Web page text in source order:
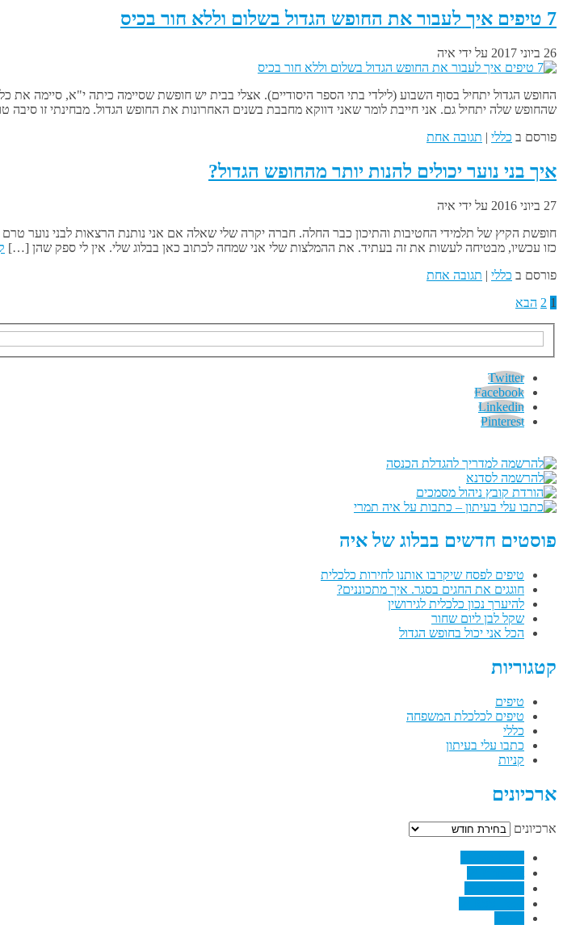
7 טיפים איך לעבור את החופש הגדול בשלום וללא חור בכיס
26 ביוני 2017 על ידי איה
החופש הגדול יתחיל בסוף השבוע (לילדי בתי הספר היסודיים). אצלי בבית יש חופשת שסיימה כיתה י"א, סיימה
שהחופש שלה יתחיל גם. אני חייבת לומר שאני דווקא מחבבת בשנים האחרונות את החופש הגדול. מבחינתי זו סיבה
פורסם ב כללי | תגובה אחת
איך בני נוער יכולים להנות יותר מהחופש הגדול?
27 ביוני 2016 על ידי איה
חופשת הקיץ של תלמידי החטיבות והתיכון כבר החלה. חברה יקרה שלי שאלה אם אני נותנת הרצאות לבני נוער
כזו עכשיו, מבטיחה לעשות את זה בעתיד. את ההמלצות שלי אני שמחה לכתוב כאן בבלוג שלי. אין לי ספק שהן […]
פורסם ב כללי | תגובה אחת
1
2 הבא
Twitter
Facebook
Linkedin
Pinterest
פוסטים חדשים בבלוג של איה
טיפים לפסח שיקרבו אותנו לחירות כלכלית
חוגגים את החגים בסגר. איך מתכוננים?
להיערך נכון כלכלית לגירושין
שקל לבן ליום שחור
הכל אני יכול בחופש הגדול
קטגוריות
טיפים
טיפים לכלכלת המשפחה
כללי
כתבו עלי בעיתון
קניות
ארכיונים
ארכיונים